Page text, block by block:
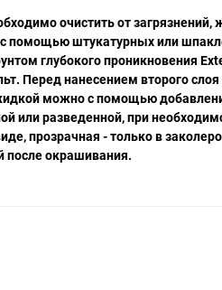
очистить от
штукатурных или
глубокого проникновения
Перед нанесением второго
можно с помощью
или разведенной, при
прозрачная - только в
после окрашивания.